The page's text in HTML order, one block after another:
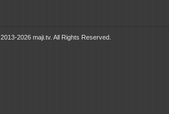
2013-2026 maji.tv. All Rights Reserved.